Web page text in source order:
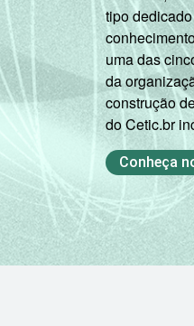
tipo
uma das
da
construção
do Cetic.br
Conheça